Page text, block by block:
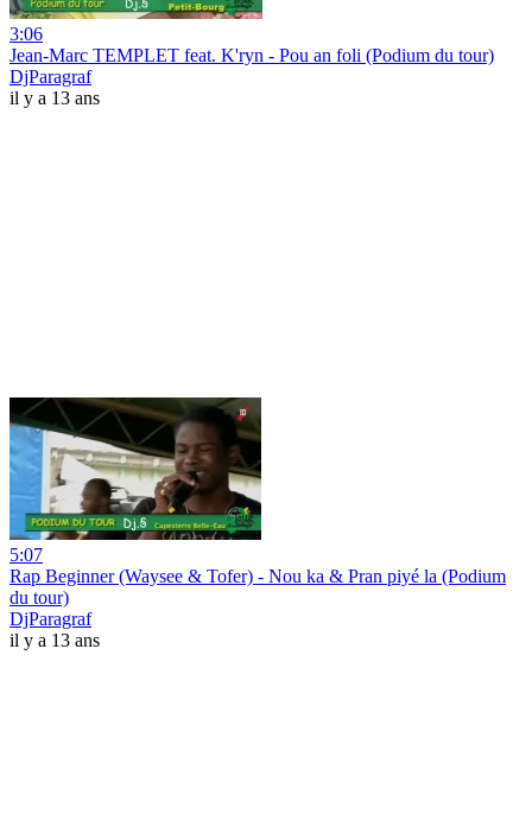
3:06
Jean-Marc TEMPLET feat. K'ryn - Pou an foli (Podium du tour)
DjParagraf
il y a 13 ans
5:07
Rap Beginner (Waysee & Tofer) - Nou ka & Pran piyé la (Podium
du tour)
DjParagraf
il y a 13 ans